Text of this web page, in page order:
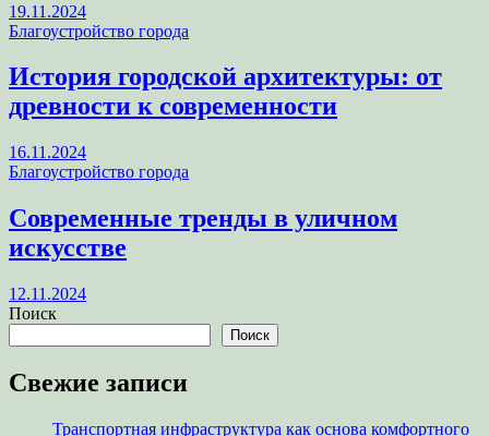
19.11.2024
Благоустройство города
История городской архитектуры: от
древности к современности
16.11.2024
Благоустройство города
Современные тренды в уличном
искусстве
12.11.2024
Поиск
Поиск
Свежие записи
Транспортная инфраструктура как основа комфортного